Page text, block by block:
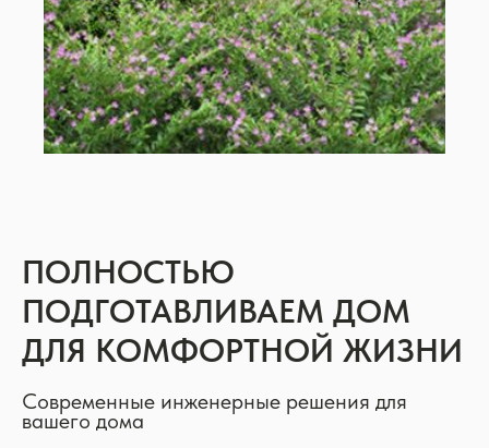
ПОЛНОСТЬЮ
ПОДГОТАВЛИВАЕМ ДОМ
ДЛЯ КОМФОРТНОЙ ЖИЗНИ
Современные инженерные решения для
вашего дома